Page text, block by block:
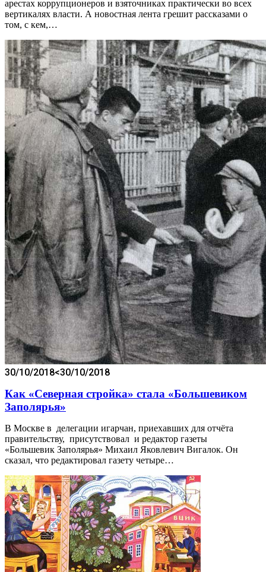
арестах коррупционеров и взяточниках практически во всех
вертикалях власти. А новостная лента грешит рассказами о
том, с кем,…
30/10/2018<30/10/2018
Как «Северная стройка» стала «Большевиком
Заполярья»
В Москве в делегации игарчан, приехавших для отчёта
правительству, присутствовал и редактор газеты
«Большевик Заполярья» Михаил Яковлевич Вигалок. Он
сказал, что редактировал газету четыре…